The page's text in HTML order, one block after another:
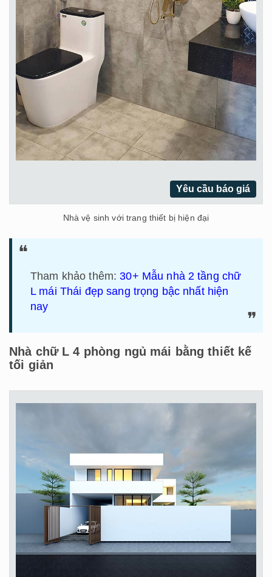
Yêu cầu báo giá
Nhà vệ sinh với trang thiết bị hiện đại
Tham khảo thêm:30+ Mẫu nhà 2 tầng chữ
L mái Thái đẹp sang trọng bậc nhất hiện
nay
Nhà chữ L 4 phòng ngủ mái bằng thiết kế
tối giản